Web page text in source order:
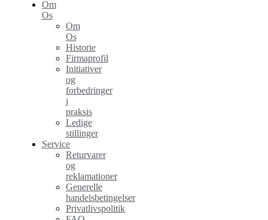
Om
Os
Om
Os
Historie
Firmaprofil
Initiativer
og
forbedringer
i
praksis
Ledige
stillinger
Service
Returvarer
og
reklamationer
Generelle
handelsbetingelser
Privatlivspolitik